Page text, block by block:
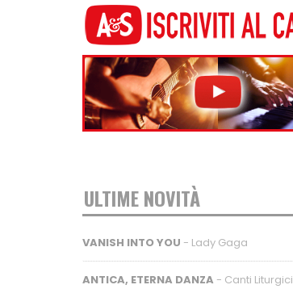
ULTIME NOVITÀ
VANISH INTO YOU - Lady Gaga
ANTICA, ETERNA DANZA - Canti Liturgici